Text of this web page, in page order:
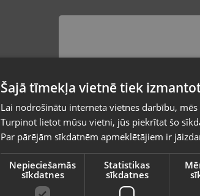
valsti
Vietnes saturs būs
Valsts
Šajā tīmekļa vietnē tiek
Lai nodrošinātu interneta vietnes darbību,
Turpinot lietot mūsu vietni, jūs piekrītat šo
Par pārējām sīkdatnēm apmeklētājiem ir
Nepieciešamās
sīkdatnes
Statistikas
sīkdatnes